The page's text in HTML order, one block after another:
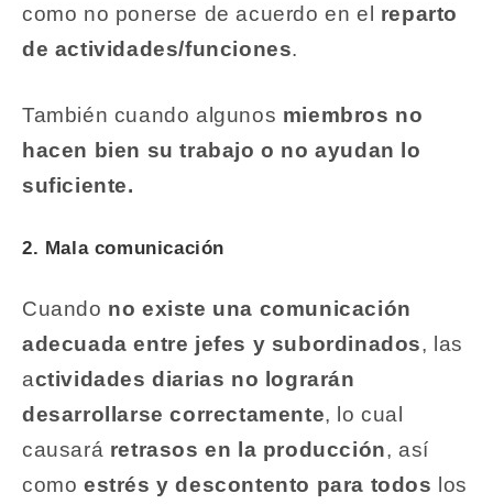
como no ponerse de acuerdo en el reparto
de actividades/funciones.
También cuando algunos miembros no
hacen bien su trabajo o no ayudan lo
suficiente.
2. Mala comunicación
Cuando no existe una comunicación
adecuada entre jefes y subordinados, las
actividades diarias no lograrán
desarrollarse correctamente, lo cual
causará retrasos en la producción, así
como estrés y descontento para todos los